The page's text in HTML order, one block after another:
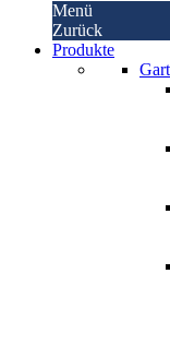
Menü
Zurück
Produkte